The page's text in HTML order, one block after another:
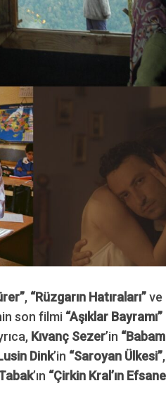
, “Rüzgarın Hatıraları”ve
son filmi “Aşıklar Bayramı”
Kıvanç Sezer’in
Dink’in “Saroyan Ülkesi”,
’ın “Çirkin Kral’ın